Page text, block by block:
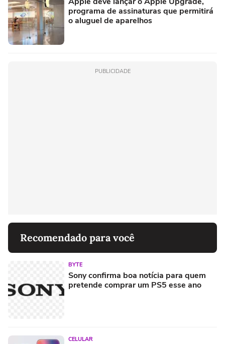
programa de assinaturas que permitirá
o aluguel de aparelhos
PUBLICIDADE
Recomendado para você
BYTE
Sony confirma boa notícia para quem
pretende comprar um PS5 esse ano
CELULAR